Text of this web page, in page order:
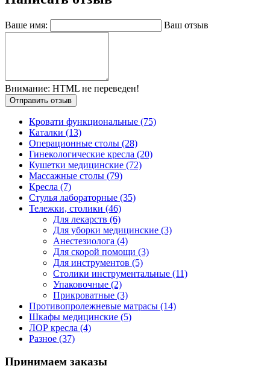
Ваше имя: Ваш отзыв
Внимание: HTML не переведен!
Отправить отзыв
Кровати функциональные (75)
Каталки (13)
Операционные столы (28)
Гинекологические кресла (20)
Кушетки медицинские (72)
Массажные столы (79)
Кресла (7)
Стулья лабораторные (35)
Тележки, столики (46)
Для лекарств (6)
Для уборки медицинские (3)
Анестезиолога (4)
Для скорой помощи (3)
Для инструментов (5)
Столики инструментальные (11)
Упаковочные (2)
Прикроватные (3)
Противопролежневые матрасы (14)
Шкафы медицинские (5)
ЛОР кресла (4)
Разное (37)
Принимаем заказы